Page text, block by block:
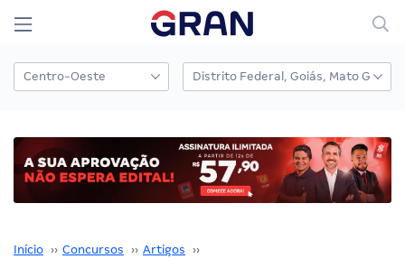
Início ›› Concursos ›› Artigos ››